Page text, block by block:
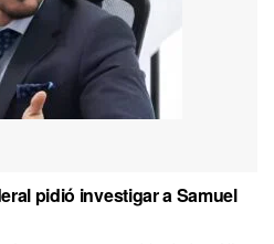
pidió investigar a Samuel